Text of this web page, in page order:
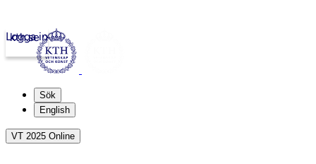
kth.se
Logga in
Sök
English
VT 2025 Online